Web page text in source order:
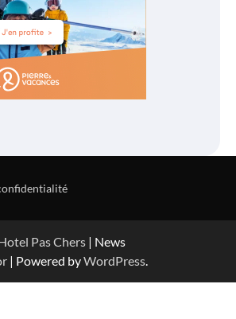
Pas Chers | News
| Powered byWordPress.